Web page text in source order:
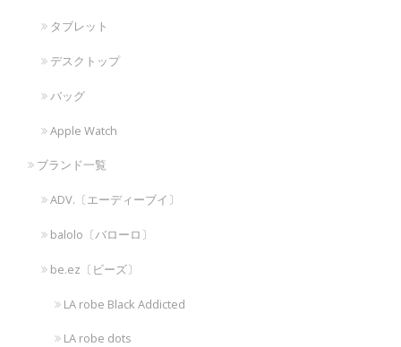
タブレット
デスクトップ
バッグ
Apple Watch
ブランド一覧
ADV.〔エーディーブイ〕
balolo〔バローロ〕
be.ez〔ビーズ〕
LA robe Black Addicted
LA robe dots